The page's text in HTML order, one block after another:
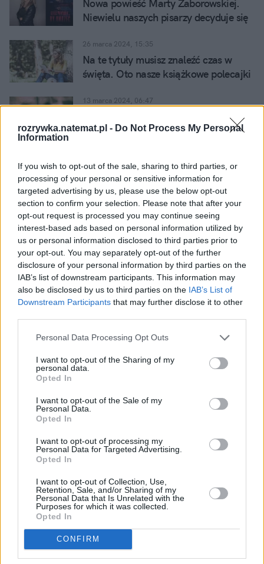
rozrywka.natemat.pl - Do Not Process My Personal
Information
If you wish to opt-out of the sale, sharing to third parties, or
processing of your personal or sensitive information for
targeted advertising by us, please use the below opt-out
section to confirm your selection. Please note that after your
opt-out request is processed you may continue seeing
interest-based ads based on personal information utilized by
us or personal information disclosed to third parties prior to
your opt-out. You may separately opt-out of the further
disclosure of your personal information by third parties on the
IAB’s list of downstream participants. This information may
also be disclosed by us to third parties on the IAB’s List of
Downstream Participants that may further disclose it to other
Personal Data Processing Opt Outs
I want to opt-out of the Sharing of my
personal data.
Opted In
I want to opt-out of the Sale of my
Personal Data.
Opted In
I want to opt-out of processing my
Personal Data for Targeted Advertising.
Opted In
I want to opt-out of Collection, Use,
Retention, Sale, and/or Sharing of my
Personal Data that Is Unrelated with the
Purposes for which it was collected.
Opted In
CONFIRM
Nowa powieść Marty Zaborowskiej.
Niewielu naszych pisarzy decyduje się
26 marca 2024, 15:35
Na te tytuły musisz znaleźć czas w
święta. Oto nasze książkowe polecajki
13 marca 2024, 06:47
Niby nikt nie wierzy, ale… Ile warte są
teorie spiskowe na temat UFO?
Feministyczny western z zaskakującą
obsadą. Serial "Django" już w
CANAL+ online
24 listopada 2023, 16:39
Do czego jesteśmy zdolni w imię
miłości? Odpowiedź w najnowszym
spektaklu Teatru 6. piętro
08 listopada 2023, 13:18
Cały "Belfer 3” już w CANAL+ online.
Oto dlaczego to od niego warto zacząć
Bierzcie urlopy na żądanie: “The Office
PL” sezon trzeci, jest już w CANAL+
online
Nie masz co czytać? Ta strona z
ebookami to kopalnia bestsellerów (i
24 października 2023, 14:08
Nowa książka Barbary Wysoczańskiej.
bestselleru
06 października 2023, 09:44
"Rak i dziewczyna" – ta książka
rozjedzie was jak walec, a potem otuli
jak ciepły koc
10 września 2023, 09:12